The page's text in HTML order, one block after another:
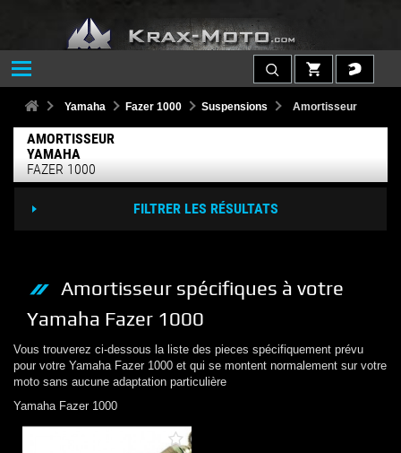
Yamaha Fazer 1000 Suspensions Amortisseur
AMORTISSEUR
YAMAHA
FAZER 1000
FILTRER LES RÉSULTATS
Amortisseur spécifiques à votre
Yamaha Fazer 1000
Vous trouverez ci-dessous la liste des pieces spécifiquement prévu
pour votre Yamaha Fazer 1000 et qui se montent normalement sur votre
moto sans aucune adaptation particulière
Yamaha Fazer 1000